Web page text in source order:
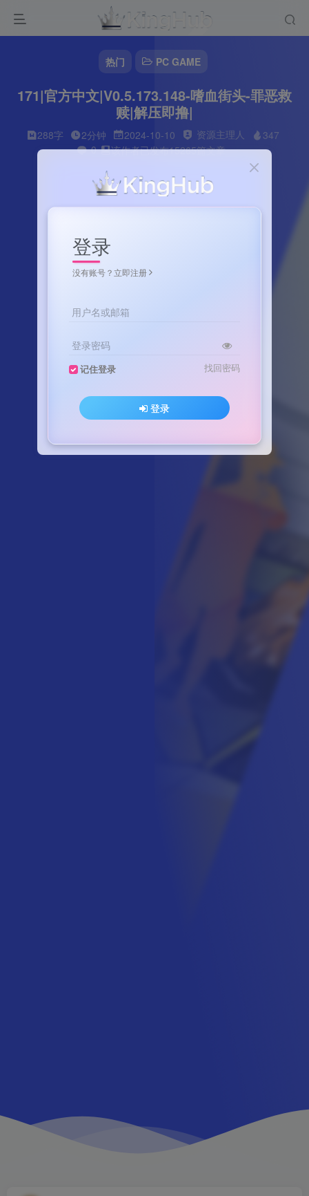
热门 PC GAME
171|官方中文|V0.5.173.148-嗜血街头-罪恶救
赎|解压即撸|
288字 2分钟 2024-10-10 资源主理人
347
0
该作者已发布15265篇文章
登录
没有账号？立即注册
用户名或邮箱
登录密码
记住登录 找回密码
登录